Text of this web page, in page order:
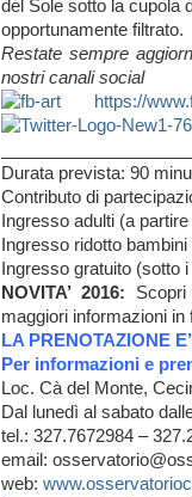
del Sole sotto la cupola
opportunamente filtrato.
Restate sempre
nostri canali social
https://
Durata prevista: 90
Contributo di
Ingresso adulti (a
Ingresso ridotto
Ingresso gratuito (sotto
NOVITA’ 2016:
maggiori informazioni in
LA PRENOTAZIONE
Per informazioni e
Loc. Cà del Monte,
Dal lunedì al sabato
tel.: 327.7672984 –
email:
web: